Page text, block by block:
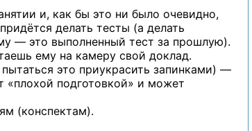
и, как бы это ни было очевидно,
делать тесты (а делать
— это выполненный тест за прошлую).
ему на камеру свой доклад.
это приукрасить запинками) —
«плохой подготовкой» и может
(конспектам).